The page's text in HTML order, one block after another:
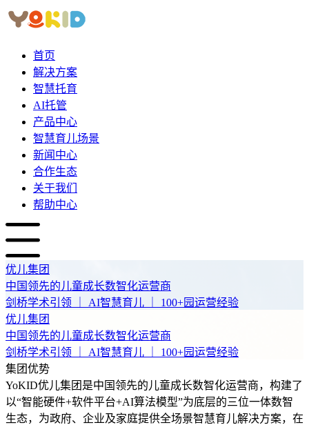
首页
解决方案
智慧托育
AI托管
产品中心
智慧育儿场景
新闻中心
合作生态
关于我们
帮助中心
优儿集团
中国领先的儿童成长数智化运营商
剑桥学术引领 ｜ AI智慧育儿 ｜ 100+园运营经验
优儿集团
中国领先的儿童成长数智化运营商
剑桥学术引领 ｜ AI智慧育儿 ｜ 100+园运营经验
集团优势
YoKID优儿集团是中国领先的儿童成长数智化运营商，构建了
以“智能硬件+软件平台+AI算法模型”为底层的三位一体数智
生态，为政府、企业及家庭提供全场景智慧育儿解决方案，在